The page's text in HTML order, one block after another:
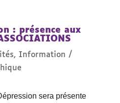
: présence aux
, Information /
sera présente